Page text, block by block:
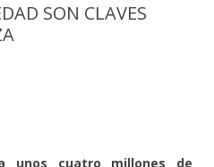
SON CLAVES
unos cuatro millones de